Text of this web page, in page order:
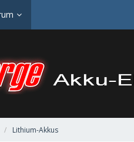
Lithium-Akkus